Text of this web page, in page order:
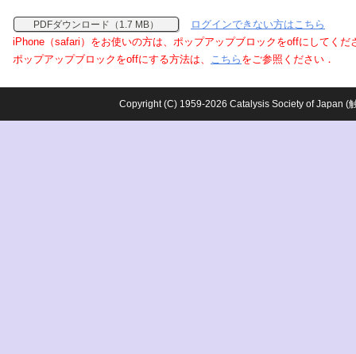
PDFダウンロード（1.7 MB）
ログインできない方はこちら
iPhone（safari）をお使いの方は、ポップアップブロックをoffにしてくだ
ポップアップブロックをoffにする方法は、 こちら をご参照ください．
Copyright (C) 1959-2026 Catalysis Society of Japan (